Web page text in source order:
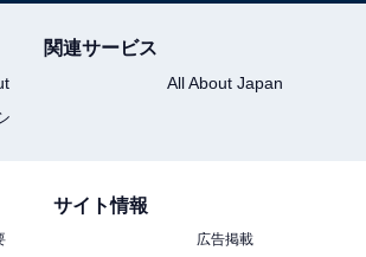
関連サービス
All About Japan
サイト情報
広告掲載